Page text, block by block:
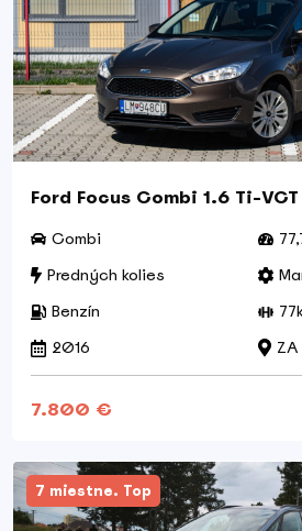
Ford Focus Combi 1.6 Ti-VCT
Combi
Predných kolies
Benzín
2016
ZA
7.800 €
7 miestne. Top